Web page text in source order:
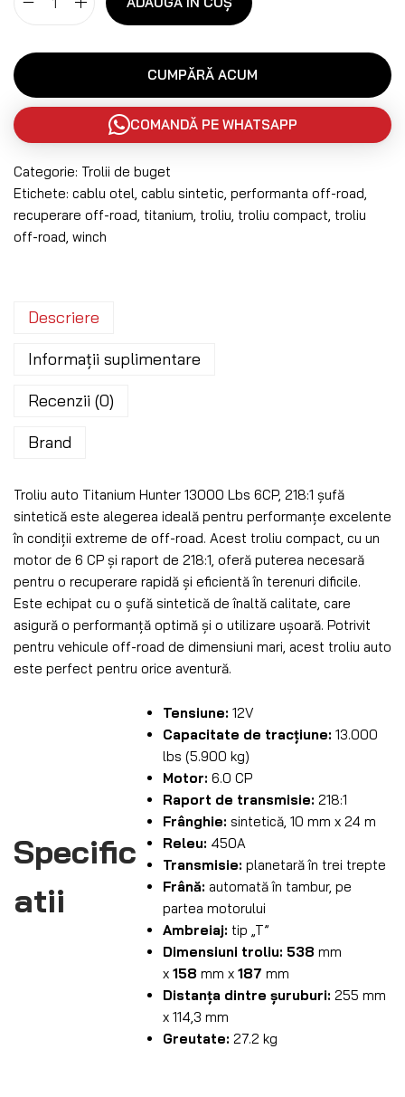
CUMPĂRĂ ACUM
COMANDĂ PE WHATSAPP
Categorie: Trolii de buget
Etichete: cablu otel cablu sintetic performanta off-road
recuperare off-road titanium troliu troliu compact troliu
off-road winch
Descriere
Informații suplimentare
Recenzii (0)
Brand
Troliu auto Titanium Hunter 13000 Lbs 6CP, 218:1 șufă
sintetică este alegerea ideală pentru performanțe excelente
în condiții extreme de off-road. Acest troliu compact, cu un
motor de 6 CP și raport de 218:1, oferă puterea necesară
pentru o recuperare rapidă și eficientă în terenuri dificile.
Este echipat cu o șufă sintetică de înaltă calitate, care
asigură o performanță optimă și o utilizare ușoară. Potrivit
pentru vehicule off-road de dimensiuni mari, acest troliu auto
este perfect pentru orice aventură.
Specific
atii
Tensiune: 12V
Capacitate de tracțiune: 13.000
lbs (5.900 kg)
Motor: 6.0 CP
Raport de transmisie: 218:1
Frânghie: sintetică, 10 mm x 24 m
Releu: 450A
Transmisie: planetară în trei trepte
Frână: automată în tambur, pe
partea motorului
Ambreiaj: tip „T”
Dimensiuni troliu: 538 mm
x158 mm x187 mm
Distanța dintre șuruburi: 255 mm
x 114,3 mm
Greutate: 27.2 kg